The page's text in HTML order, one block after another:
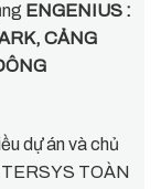
ENGENIUS :
CẢNG
dự án và chủ
TOÀN